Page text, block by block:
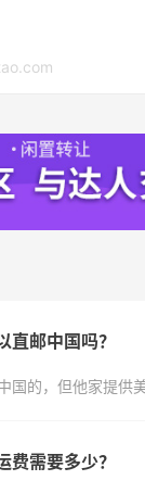
邮中国吗？
需要多少？
1个月2天
24天8小时